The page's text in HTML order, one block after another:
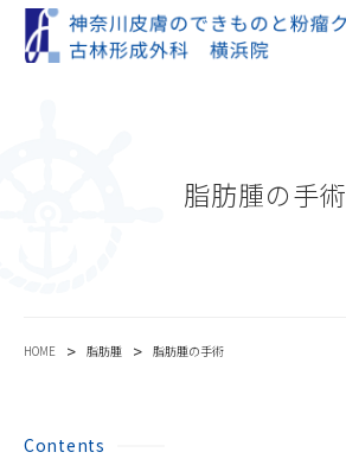
脂肪腫の手術
HOME > 脂肪腫 > 脂肪腫の手術
Contents